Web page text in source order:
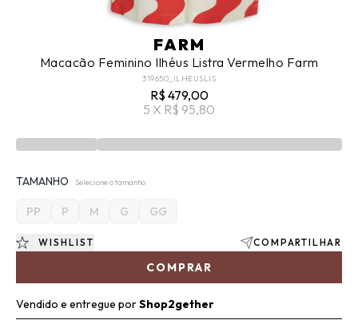
FARM
Macacão Feminino Ilhéus Listra Vermelho Farm
319650_ILHEUSLIS
R$ 479,00
5 X R$ 95,80
TAMANHO Selecione o tamanho
PP P M G GG
COMPRAR
WISHLIST COMPARTILHAR
Vendido e entregue porShop2gether